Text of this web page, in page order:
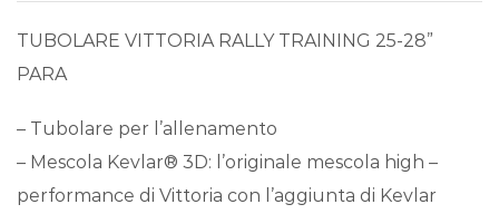
TUBOLARE VITTORIA RALLY TRAINING 25-28”
PARA
– Tubolare per l’allenamento
– Mescola Kevlar® 3D: l’originale mescola high –
performance di Vittoria con l’aggiunta di Kevlar